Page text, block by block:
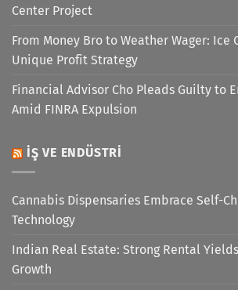
Center Project
From Money Bro to Weather Wager: Ice
Unique Profit Strategy
Financial Advisor Cho Pleads Guilty to
Amid FINRA Expulsion
İŞ VE ENDÜSTRI
Cannabis Dispensaries Embrace Self-
Technology
Indian Real Estate: Strong Rental
Growth